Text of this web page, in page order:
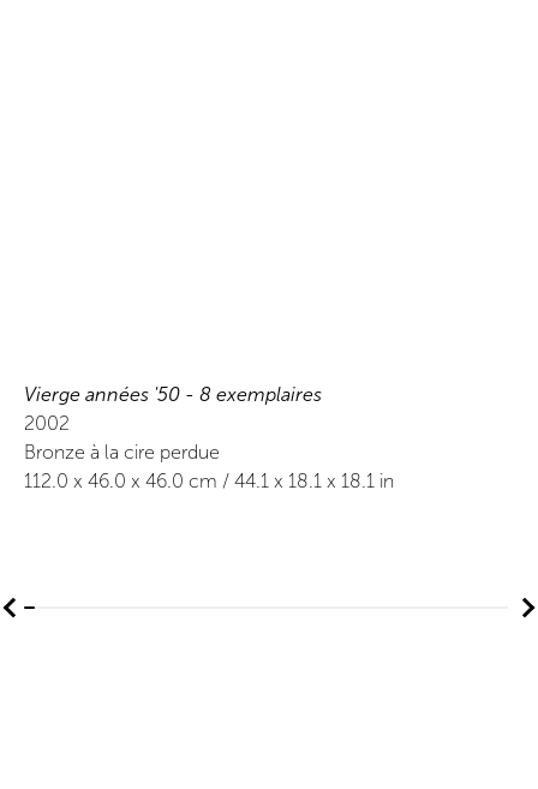
Vierge années '50 - 8 exemplaires
2002
Bronze à la cire perdue
112.0 x 46.0 x 46.0 cm / 44.1 x 18.1 x 18.1 in